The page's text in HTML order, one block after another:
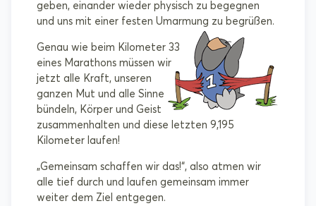
geben, einander wieder physisch zu begegnen
und uns mit einer festen Umarmung zu begrüßen.
Genau wie beim Kilometer 33
eines Marathons müssen wir
jetzt alle Kraft, unseren
ganzen Mut und alle Sinne
bündeln, Körper und Geist
zusammenhalten und diese letzten 9,195
Kilometer laufen!
„Gemeinsam schaffen wir das!“, also atmen wir
alle tief durch und laufen gemeinsam immer
weiter dem Ziel entgegen.